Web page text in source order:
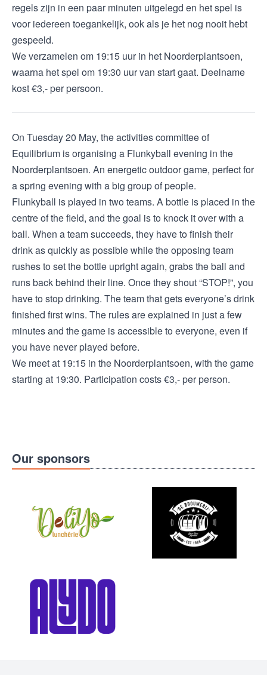
regels zijn in een paar minuten uitgelegd en het spel is
voor iedereen toegankelijk, ook als je het nog nooit hebt
gespeeld.
We verzamelen om 19:15 uur in het Noorderplantsoen,
waarna het spel om 19:30 uur van start gaat. Deelname
kost €3,- per persoon.
On Tuesday 20 May, the activities committee of
Equilibrium is organising a Flunkyball evening in the
Noorderplantsoen. An energetic outdoor game, perfect for
a spring evening with a big group of people.
Flunkyball is played in two teams. A bottle is placed in the
centre of the field, and the goal is to knock it over with a
ball. When a team succeeds, they have to finish their
drink as quickly as possible while the opposing team
rushes to set the bottle upright again, grabs the ball and
runs back behind their line. Once they shout “STOP!”, you
have to stop drinking. The team that gets everyone’s drink
finished first wins. The rules are explained in just a few
minutes and the game is accessible to everyone, even if
you have never played before.
We meet at 19:15 in the Noorderplantsoen, with the game
starting at 19:30. Participation costs €3,- per person.
Our sponsors